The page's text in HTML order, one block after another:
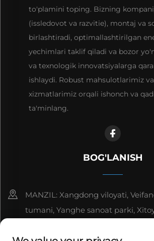
to'plamini toping. Bizning
(issledovot va razvitie), montaj va
birlashtiradi, optimallashtirilgan
yechimlari taklif qiladi va bozor
va texnologik innovatsiyalarga
ishlaydi. Robust mahsulotlarimiz va
xizmatlarimiz orqali ishonch va
ta'minlang.
BOG'LANISH
MANZIL: Xangdong viloyati,
tumani, Yanghe sanoat parki,